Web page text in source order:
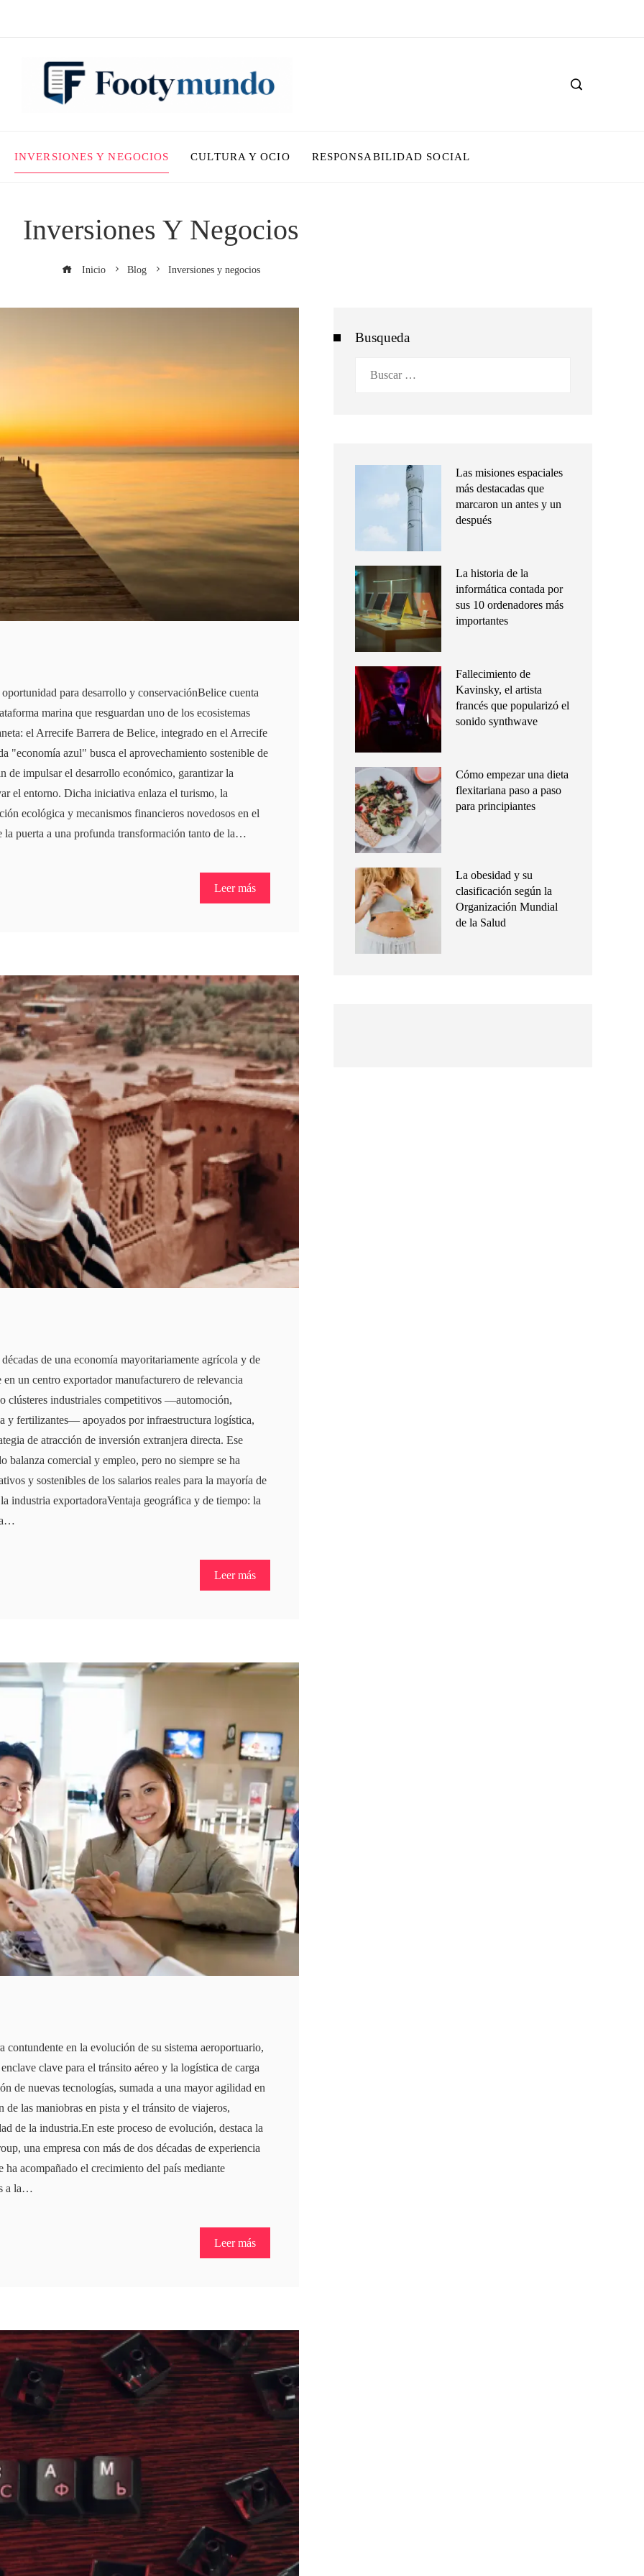
INVERSIONES Y NEGOCIOS CULTURA Y OCIO RESPONSABILIDAD SOCIAL
Inversiones Y Negocios
Inicio Blog Inversiones y negocios
para desarrollo y conservaciónBelice cuenta
marina que resguardan uno de los ecosistemas
el Arrecife Barrera de Belice, integrado en el Arrecife
"economía azul" busca el aprovechamiento sostenible de
de impulsar el desarrollo económico, garantizar la
el entorno. Dicha iniciativa enlaza el turismo, la
ecológica y mecanismos financieros novedosos en el
la puerta a una profunda transformación tanto de la…
Leer más
de una economía mayoritariamente agrícola y de
en un centro exportador manufacturero de relevancia
clústeres industriales competitivos —automoción,
y fertilizantes— apoyados por infraestructura logística,
de atracción de inversión extranjera directa. Ese
balanza comercial y empleo, pero no siempre se ha
y sostenibles de los salarios reales para la mayoría de
industria exportadoraVentaja geográfica y de tiempo: la
Leer más
contundente en la evolución de su sistema aeroportuario,
clave para el tránsito aéreo y la logística de carga
de nuevas tecnologías, sumada a una mayor agilidad en
de las maniobras en pista y el tránsito de viajeros,
de la industria.En este proceso de evolución, destaca la
una empresa con más de dos décadas de experiencia
ha acompañado el crecimiento del país mediante
a la…
Leer más
Busqueda
Las misiones espaciales
más destacadas que
marcaron un antes y un
después
La historia de la
informática contada por
sus 10 ordenadores más
importantes
Fallecimiento de
Kavinsky, el artista
francés que popularizó el
sonido synthwave
Cómo empezar una dieta
flexitariana paso a paso
para principiantes
La obesidad y su
clasificación según la
Organización Mundial
de la Salud